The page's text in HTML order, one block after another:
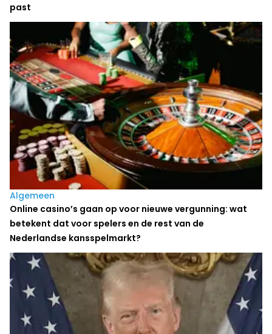
past
Algemeen
Online casino’s gaan op voor nieuwe vergunning: wat
betekent dat voor spelers en de rest van de
Nederlandse kansspelmarkt?